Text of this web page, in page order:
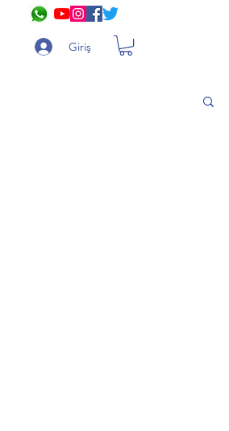
Giriş